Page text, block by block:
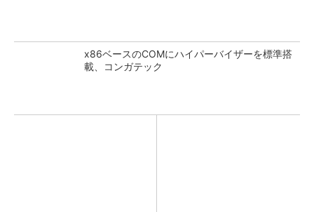
x86ベースのCOMにハイパーバイザーを標準搭
載、コンガテック